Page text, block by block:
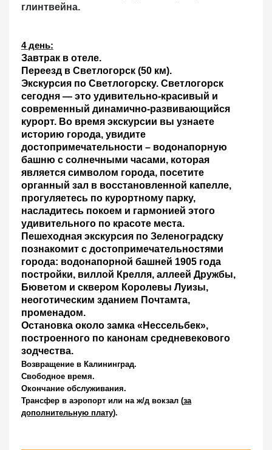
глинтвейна.
4 день:
Завтрак в отеле.
Переезд в Светлогорск (50 км).
Экскурсия по Светлогорску. Светлогорск
сегодня — это удивительно-красивый и
современный динамично-развивающийся
курорт. Во время экскурсии вы узнаете
историю города, увидите
достопримечательности – водонапорную
башню с солнечными часами, которая
является символом города, посетите
органный зал в восстановленной капелле,
прогуляетесь по курортному парку,
насладитесь покоем и гармонией этого
удивительного по красоте места.
Пешеходная экскурсия по Зеленоградску
познакомит с достопримечательностями
города: водонапорной башней 1905 года
постройки, виллой Крелля, аллеей Дружбы,
Бюветом и сквером Королевы Луизы,
неоготическим зданием Почтамта,
променадом.
Остановка около замка «Нессельбек»,
построенного по канонам средневекового
зодчества.
Возвращение в Калининград.
Свободное время.
Окончание обслуживания.
Трансфер в аэропорт или на ж/д вокзал (за
дополнительную плату).